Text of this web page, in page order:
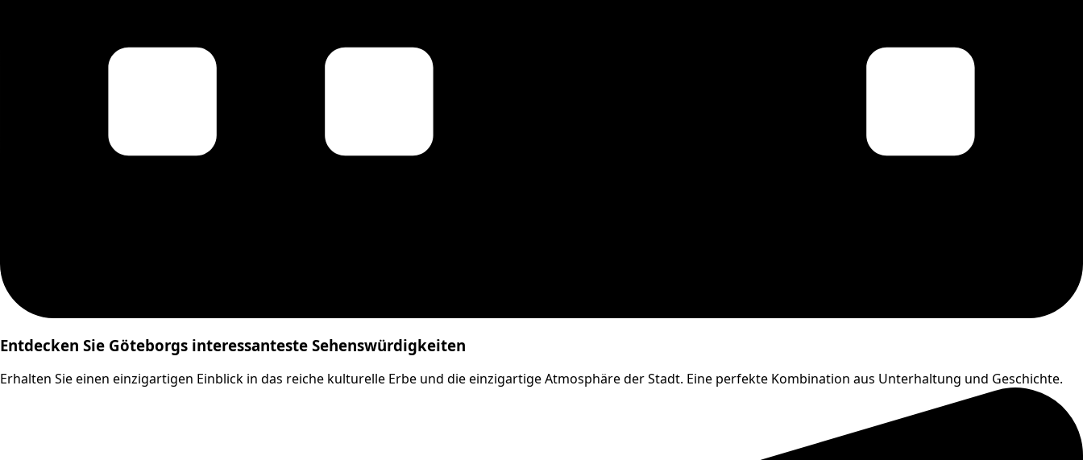
Entdecken Sie Göteborgs interessanteste Sehenswürdigkeiten
Erhalten Sie einen einzigartigen Einblick in das reiche kulturelle Erbe und die einzigartige Atmosphäre der Stadt. Eine perfekte Kombination aus Unterhaltung und Geschichte.